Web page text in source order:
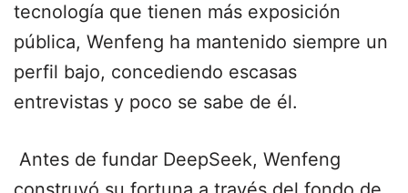
tecnología que tienen más exposición
pública, Wenfeng ha mantenido siempre un
perfil bajo, concediendo escasas
entrevistas y poco se sabe de él.
Antes de fundar DeepSeek, Wenfeng